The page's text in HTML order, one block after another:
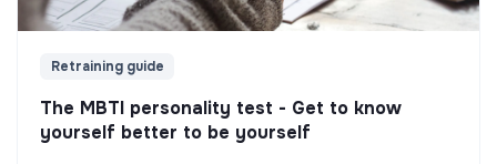
Retraining guide
The MBTI personality test - Get to know
yourself better to be yourself